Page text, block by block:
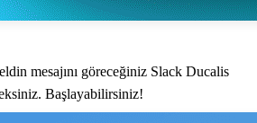
mesajını göreceğiniz Slack Ducalis
Başlayabilirsiniz!